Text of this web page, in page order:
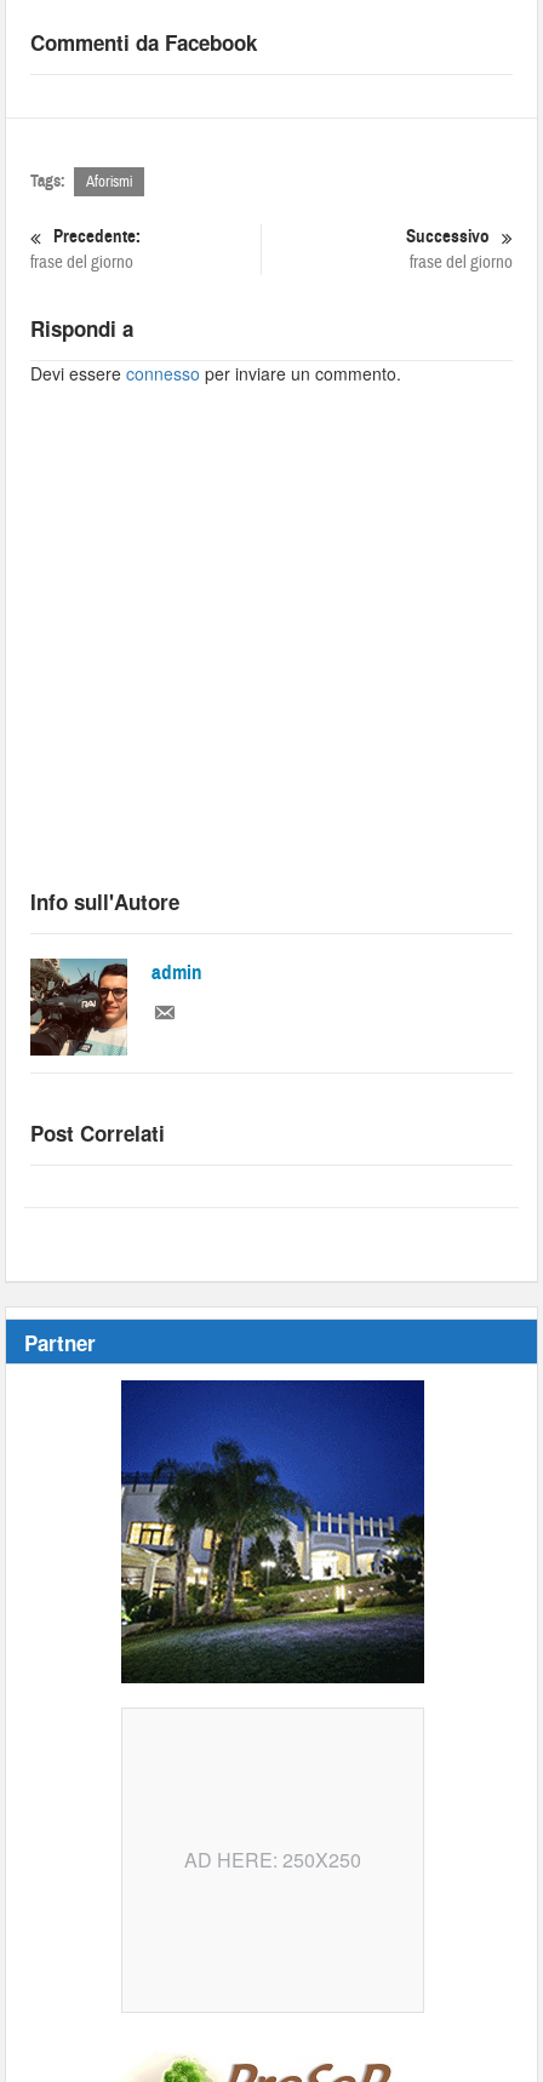
Commenti da Facebook
Tags: Aforismi
Precedente:
frase del giorno
Successivo
frase del giorno
Rispondi a
Devi essereconnesso per inviare un commento.
Info sull'Autore
admin
Post Correlati
Partner
AD HERE: 250X250